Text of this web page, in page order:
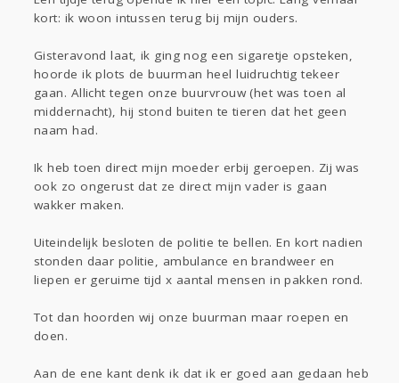
Contact Viva zoekt
Lezen
kort: ik woon intussen terug bij mijn ouders.
Gisteravond laat, ik ging nog een sigaretje opsteken,
hoorde ik plots de buurman heel luidruchtig tekeer
gaan. Allicht tegen onze buurvrouw (het was toen al
middernacht), hij stond buiten te tieren dat het geen
naam had.
Ik heb toen direct mijn moeder erbij geroepen. Zij was
ook zo ongerust dat ze direct mijn vader is gaan
wakker maken.
Uiteindelijk besloten de politie te bellen. En kort nadien
stonden daar politie, ambulance en brandweer en
liepen er geruime tijd x aantal mensen in pakken rond.
Tot dan hoorden wij onze buurman maar roepen en
doen.
Aan de ene kant denk ik dat ik er goed aan gedaan heb